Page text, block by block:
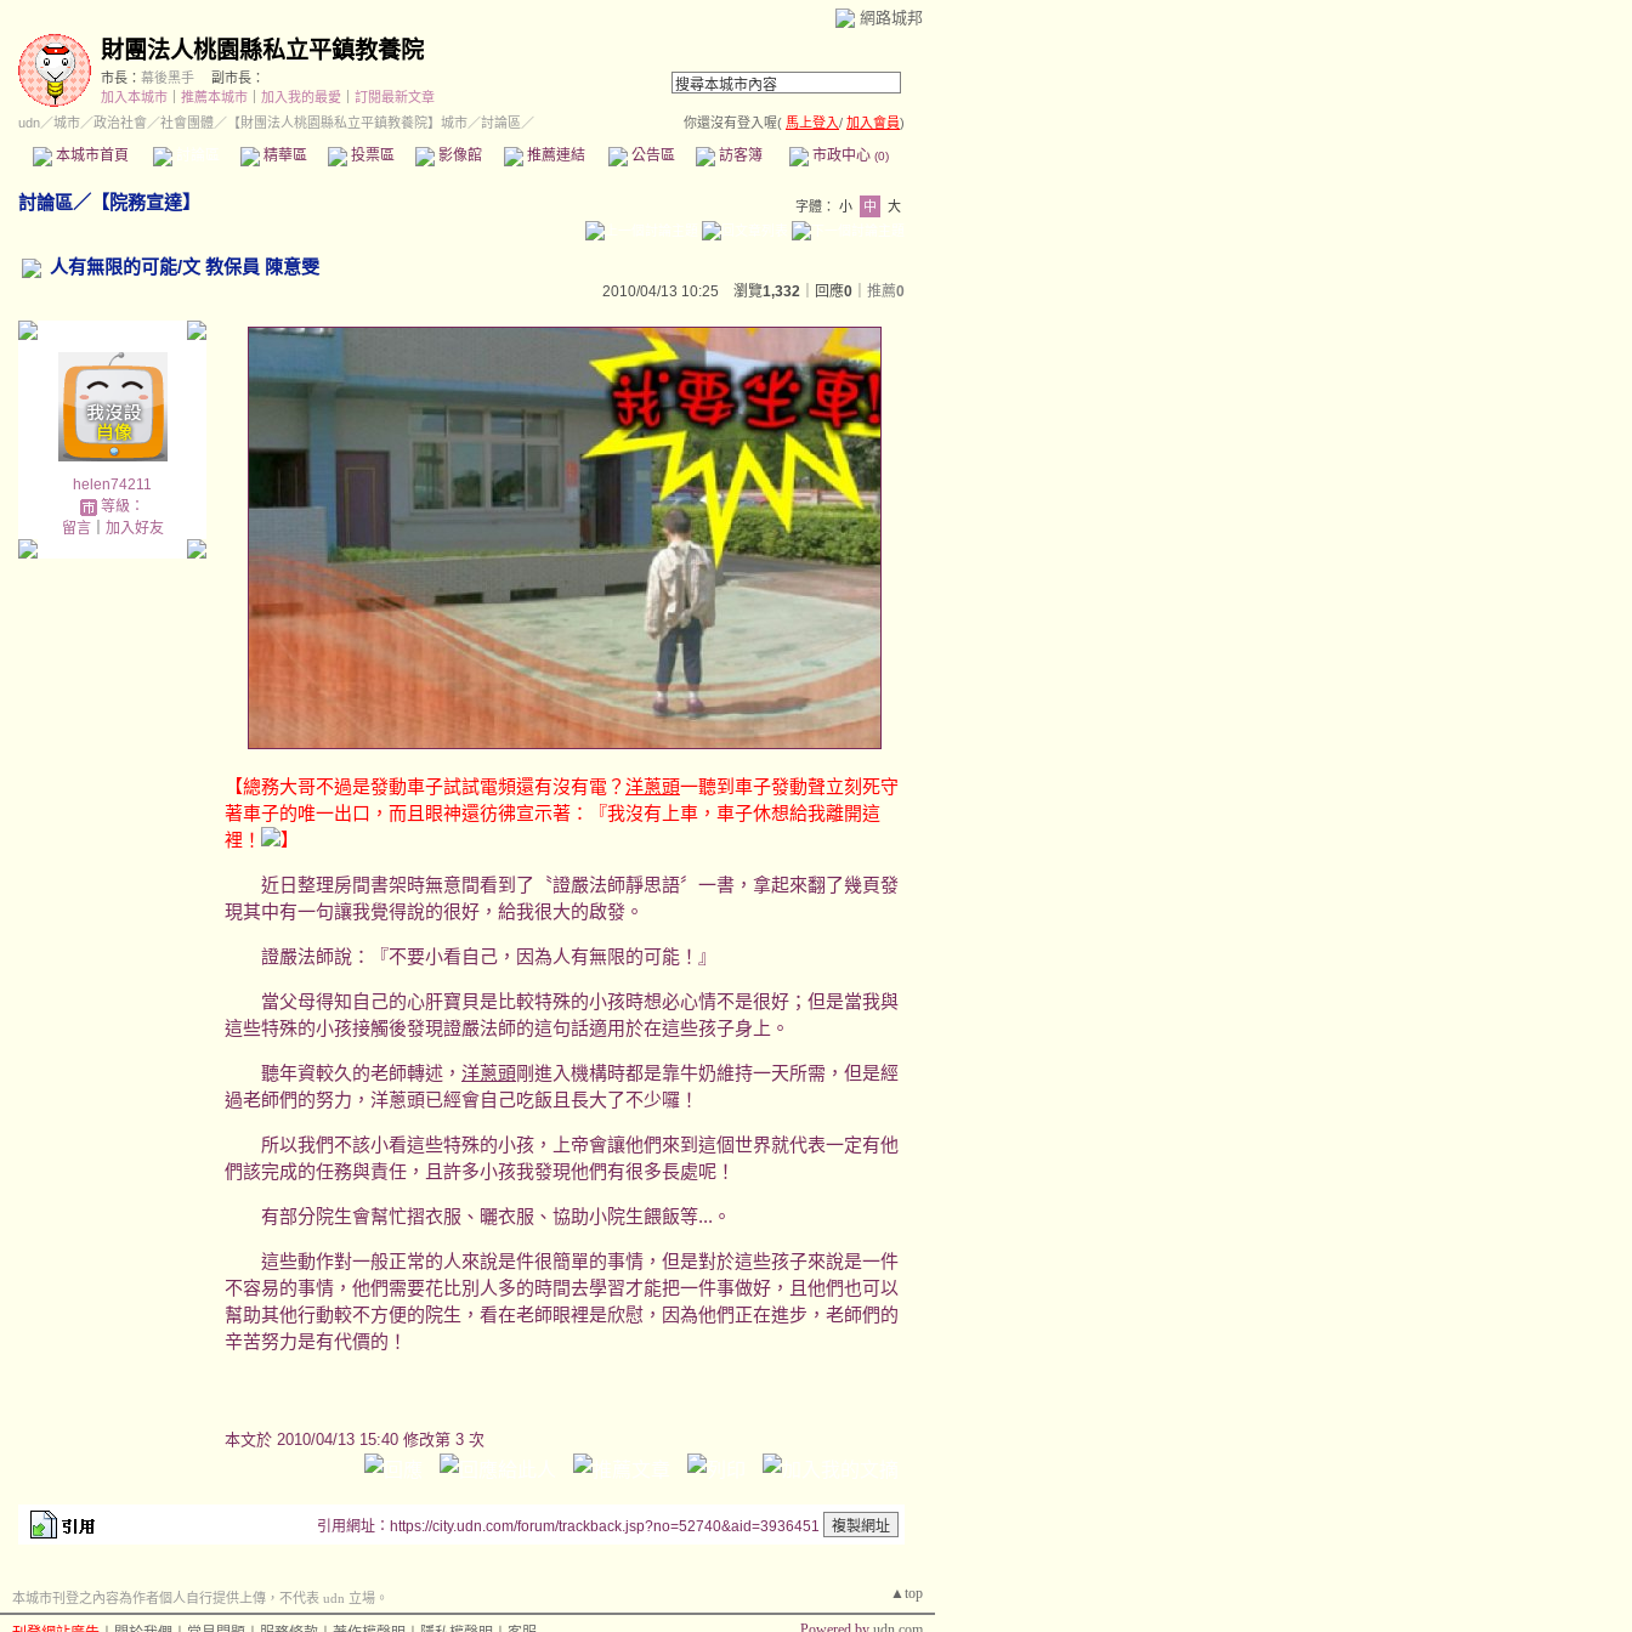
網路城邦
財團法人桃園縣私立平鎮教養院
市長： 幕後黑手
副市長：
加入本城市
推薦本城市 加入我的最愛
訂閱最新文章
udn／城市／政治社會 ／社會團體／ 【財團法人桃園縣私立平鎮教養院】城市／討論區／ 你還沒有登入喔( 馬上登入/ 加入會員)
本城市首頁 精華區 投票區 影像館 推薦連結 公告區 訪客簿 市政中心 (0)
討論區／ 【院務宣達】 字體： 小 中 大
人有無限的可能/文 教保員 陳意雯
2010/04/13 10:25 瀏覽1,332 ｜回應0 推薦0
helen74211
等級：
留言｜ 加入好友
【總務大哥不過是發動車子試試電頻還有沒有電？ 洋蔥頭一聽到車子發動聲立刻死守
著車子的唯一出口，而且眼神還彷彿宣示著：『我沒有上車，車子休想給我離開這
裡！
】
近日整理房間書架時無意間看到了〝證嚴法師靜思語〞一書，拿起來翻了幾頁發
現其中有一句讓我覺得說的很好，給我很大的啟發。
證嚴法師說：『不要小看自己，因為人有無限的可能！』
當父母得知自己的心肝寶貝是比較特殊的小孩時想必心情不是很好；但是當我與
這些特殊的小孩接觸後發現證嚴法師的這句話適用於在這些孩子身上。
聽年資較久的老師轉述， 洋蔥頭剛進入機構時都是靠牛奶維持一天所需，但是經
過老師們的努力，洋蔥頭已經會自己吃飯且長大了不少囉！
所以我們不該小看這些特殊的小孩，上帝會讓他們來到這個世界就代表一定有他
們該完成的任務與責任，且許多小孩我發現他們有很多長處呢！
有部分院生會幫忙摺衣服、曬衣服、協助小院生餵飯等...。
這些動作對一般正常的人來說是件很簡單的事情，但是對於這些孩子來說是一件
不容易的事情，他們需要花比別人多的時間去學習才能把一件事做好，且他們也可以
幫助其他行動較不方便的院生，看在老師眼裡是欣慰，因為他們正在進步，老師們的
辛苦努力是有代價的！
本文於 2010/04/13 15:40 修改第 3 次
引用網址：https://city.udn.com/forum/trackback.jsp?no=52740&aid=3936451
▲top
本城市刊登之內容為作者個人自行提供上傳，不代表 udn 立場。